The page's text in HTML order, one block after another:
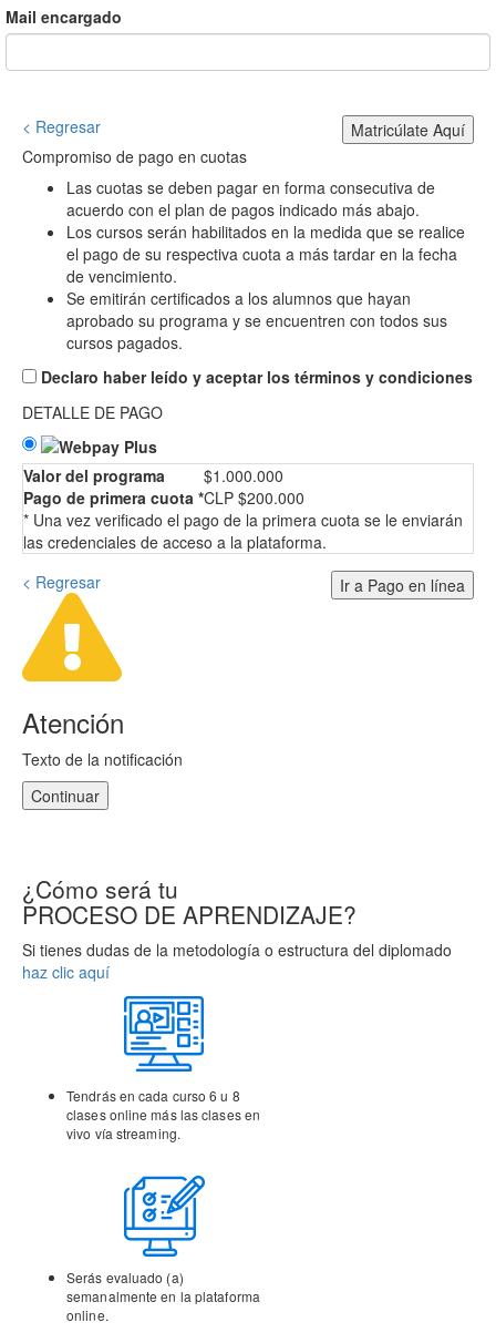
Mail encargado
< Regresar
Matricúlate Aquí
Compromiso de pago en cuotas
Las cuotas se deben pagar en forma consecutiva de
acuerdo con el plan de pagos indicado más abajo.
Los cursos serán habilitados en la medida que se realice
el pago de su respectiva cuota a más tardar en la fecha
de vencimiento.
Se emitirán certificados a los alumnos que hayan
aprobado su programa y se encuentren con todos sus
cursos pagados.
Declaro haber leído y aceptar los términos y condiciones
DETALLE DE PAGO
Valor del programa
$1.000.000
Pago de primera cuota *CLP $200.000
* Una vez verificado el pago de la primera cuota se le enviarán
las credenciales de acceso a la plataforma.
< Regresar
Ir a Pago en línea
Atención
Texto de la notificación
Continuar
¿Cómo será tu
PROCESO DE APRENDIZAJE?
Si tienes dudas de la metodología o estructura del diplomado
haz clic aquí
Tendrás en cada curso 6 u 8
clases online más las clasesen
vivo vía streaming.
Serás evaluado (a)
semanalmente en la plataforma
online.